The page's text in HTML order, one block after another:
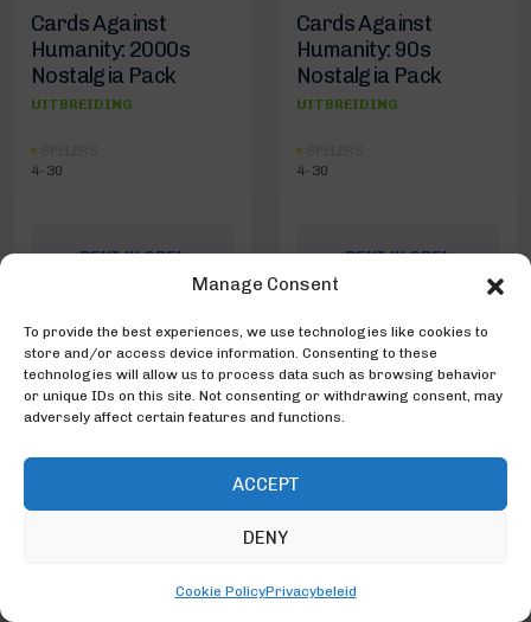
Manage Consent
To provide the best experiences, we use technologies like cookies to
store and/or access device information. Consenting to these
technologies will allow us to process data such as browsing behavior
or unique IDs on this site. Not consenting or withdrawing consent, may
adversely affect certain features and functions.
ACCEPT
DENY
Cookie PolicyPrivacybeleid
Cards Against
Humanity: 2000s
Nostalgia Pack
UITBREIDING
4-30
BEKIJK SPEL
Cards Against
Humanity: 90s
Nostalgia Pack
UITBREIDING
4-30
BEKIJK SPEL